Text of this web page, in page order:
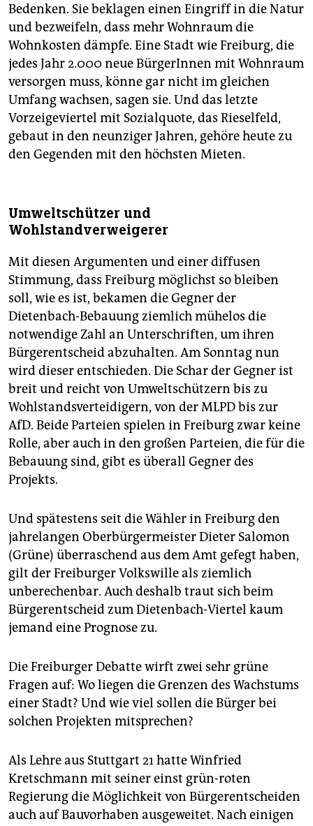
Bedenken. Sie beklagen einen Eingriff in die Natur
und bezweifeln, dass mehr Wohnraum die
Wohnkosten dämpfe. Eine Stadt wie Freiburg, die
jedes Jahr 2.000 neue BürgerInnen mit Wohnraum
versorgen muss, könne gar nicht im gleichen
Umfang wachsen, sagen sie. Und das letzte
Vorzeigeviertel mit Sozialquote, das Rieselfeld,
gebaut in den neunziger Jahren, gehöre heute zu
den Gegenden mit den höchsten Mieten.
Umweltschützer und
Wohlstandverweigerer
Mit diesen Argumenten und einer diffusen
Stimmung, dass Freiburg möglichst so bleiben
soll, wie es ist, bekamen die Gegner der
Dietenbach-Bebauung ziemlich mühelos die
notwendige Zahl an Unterschriften, um ihren
Bürgerentscheid abzuhalten. Am Sonntag nun
wird dieser entschieden. Die Schar der Gegner ist
breit und reicht von Umweltschützern bis zu
Wohlstandsverteidigern, von der MLPD bis zur
AfD. Beide Parteien spielen in Freiburg zwar keine
Rolle, aber auch in den großen Parteien, die für die
Bebauung sind, gibt es überall Gegner des
Projekts.
Und spätestens seit die Wähler in Freiburg den
jahrelangen Oberbürgermeister Dieter Salomon
(Grüne) überraschend aus dem Amt gefegt haben,
gilt der Freiburger Volkswille als ziemlich
unberechenbar. Auch deshalb traut sich beim
Bürgerentscheid zum Dietenbach-Viertel kaum
jemand eine Prognose zu.
Die Freiburger Debatte wirft zwei sehr grüne
Fragen auf: Wo liegen die Grenzen des Wachstums
einer Stadt? Und wie viel sollen die Bürger bei
solchen Projekten mitsprechen?
Als Lehre aus Stuttgart 21 hatte Winfried
Kretschmann mit seiner einst grün-roten
Regierung die Möglichkeit von Bürgerentscheiden
auch auf Bauvorhaben ausgeweitet. Nach einigen